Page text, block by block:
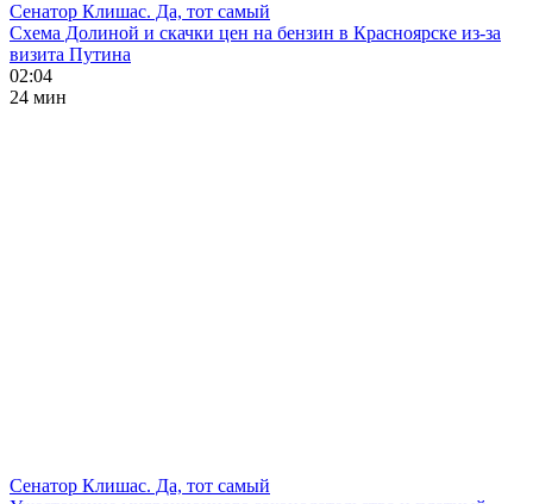
Сенатор Клишас. Да, тот самый
Схема Долиной и скачки цен на бензин в Красноярске из-за
визита Путина
02:04
24 мин
Сенатор Клишас. Да, тот самый